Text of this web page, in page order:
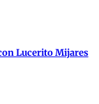
Lucerito Mijares